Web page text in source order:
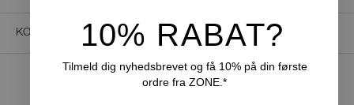
KONTAKT OS10% RABAT?
Tilmeld dig nyhedsbrevet og få 10% på din første
ordre fra ZONE.*